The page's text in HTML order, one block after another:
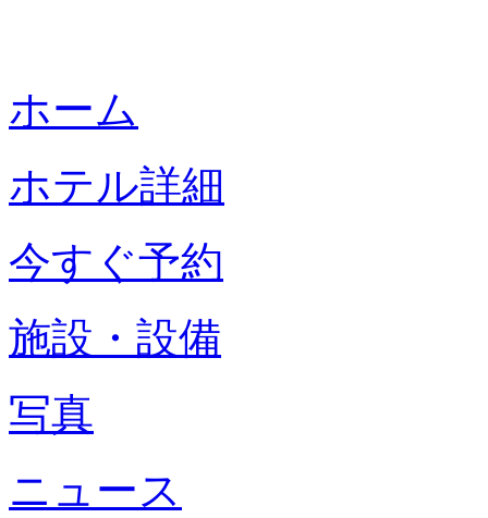
ホーム
ホテル詳細
今すぐ予約
施設・設備
写真
ニュース